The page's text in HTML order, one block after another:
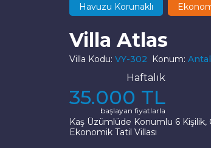
Havuzu Korunaklı
Villa Atlas
Villa Kodu: VY-302 Konum:
Haftalık
35.000 TL
başlayan fiyatlarla
Kaş Üzümlüde Konumlu 6 Kişilik,
Ekonomik Tatil Villası